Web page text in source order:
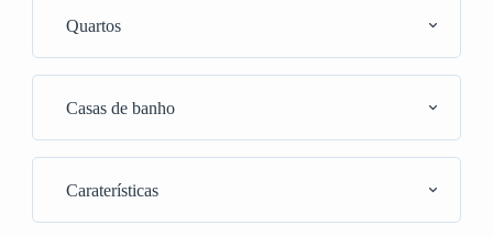
Quartos
Casas de banho
Caraterísticas